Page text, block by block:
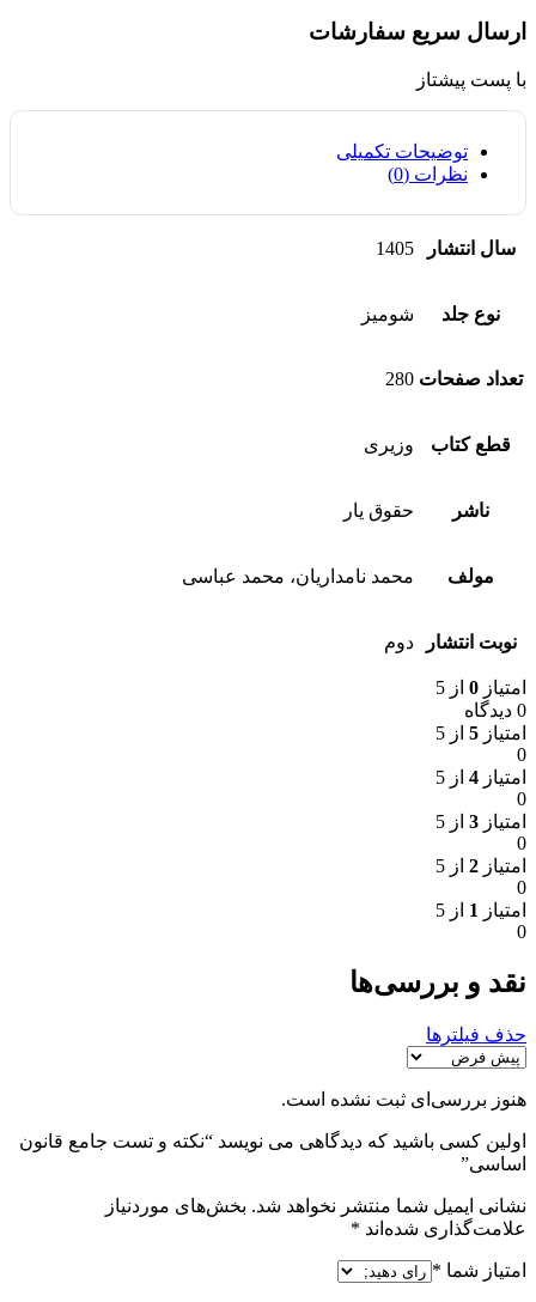
ارسال سریع سفارشات
با پست پیشتاز
توضیحات تکمیلی
نظرات (0)
سال انتشار 1405
نوع جلد شومیز
تعداد صفحات 280
قطع کتاب وزیری
ناشر حقوق یار
مولف محمد نامداریان، محمد عباسی
نوبت انتشار دوم
امتیاز 0 از 5
0 دیدگاه
امتیاز 5 از 5
0
امتیاز 4 از 5
0
امتیاز 3 از 5
0
امتیاز 2 از 5
0
امتیاز 1 از 5
0
نقد و بررسی‌ها
حذف فیلترها
هنوز بررسی‌ای ثبت نشده است.
اولین کسی باشید که دیدگاهی می نویسد “نکته و تست جامع قانون
اساسی”
نشانی ایمیل شما منتشر نخواهد شد. بخش‌های موردنیاز
علامت‌گذاری شده‌اند *
امتیاز شما *